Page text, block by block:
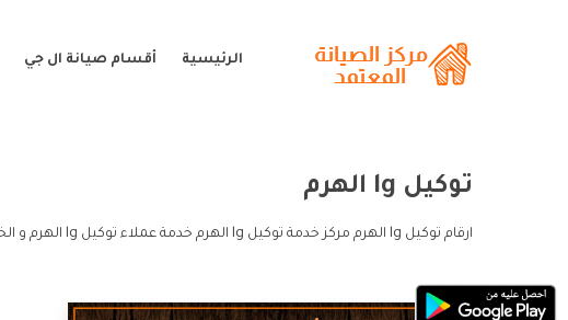
الرئيسية أقسام صيانة ال جي
توكيل lg الهرم
ارقام توكيل lg الهرم مركز خدمة توكيل lg الهرم خدمة عملاء توكيل lg الهرم و الخط الساخن توكيل lg الهرم.